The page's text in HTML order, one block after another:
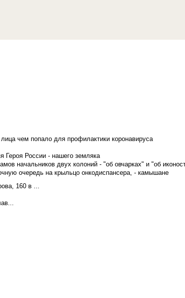
чем попало для профилактики коронавируса
Героя России - нашего земляка
начальников двух колоний - "об овчарках" и "об
очередь на крыльцо онкодиспансера, - камышане
160 в ...